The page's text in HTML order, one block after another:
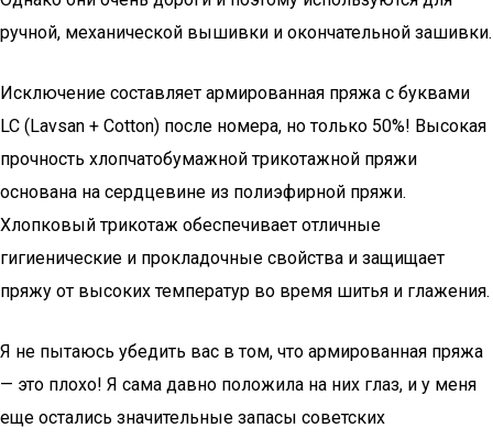
ручной, механической вышивки и окончательной зашивки.
Исключение составляет армированная пряжа с буквами
LC (Lavsan + Cotton) после номера, но только 50%! Высокая
прочность хлопчатобумажной трикотажной пряжи
основана на сердцевине из полиэфирной пряжи.
Хлопковый трикотаж обеспечивает отличные
гигиенические и прокладочные свойства и защищает
пряжу от высоких температур во время шитья и глажения.
Я не пытаюсь убедить вас в том, что армированная пряжа
— это плохо! Я сама давно положила на них глаз, и у меня
еще остались значительные запасы советских